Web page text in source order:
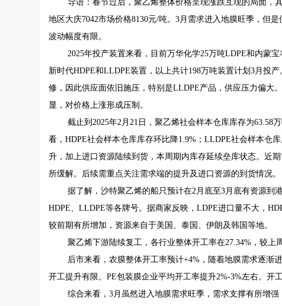
导语：春节过后，聚乙烯整体价格呈现涨跌互现的局面，
地区大庆7042市场价格8130元/吨。3月需求进入地膜旺季，但
波动幅度有限。
2025年投产装置来看，目前万华化学25万吨LDPE和内蒙
新时代HDPE和LLDPE装置，以上共计198万吨装置计划3月投
修，因此供应面依旧施压，特别是LLDPE产品，供应压力偏大
显，对价格上涨形成压制。
截止到2025年2月21日，聚乙烯社会样本仓库库存为63.58
看，HDPE社会样本仓库库存环比降1.9%；LLDPE社会样本仓
升，加上进口资源陆续到货，本周期内库存延续垒库状态。近
所缓解。后续需重点关注需求端的提升及进口资源的到货情况。
据了解，沙特聚乙烯的船只预计在2月底至3月底有资源到
HDPE、LLDPE等各牌号。据商家反映，LDPE进口量不大，
较前期有所增加，资源来自于美国、泰国、伊朗及韩国等地。
聚乙烯下游陆续复工，各行业整体开工率在27.34%，较上
后市来看，农膜整体开工率预计+4%，随着地膜需求逐渐
开工提升有限。PE包装膜企业平均开工率提升2%-3%左右。开
综合来看，3月虽然进入地膜需求旺季，需求支撑有所增